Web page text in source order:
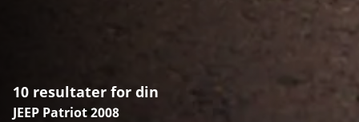
10 resultater for din
JEEP Patriot 2008